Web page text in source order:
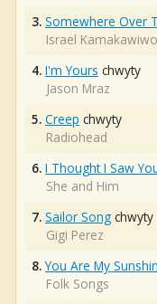
3. Somewhere Over
Israel
4. I'm Yours chwyty
Jason Mraz
5. Creep chwyty
Radiohead
6. I Thought I Saw
She and Him
7. Sailor Song chwyty
Gigi Perez
8. You Are My
Folk Songs